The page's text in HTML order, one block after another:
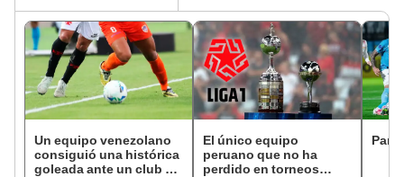
Un equipo venezolano
consiguió una histórica
goleada ante un club de
El único equipo
peruano que no ha
perdido en torneos